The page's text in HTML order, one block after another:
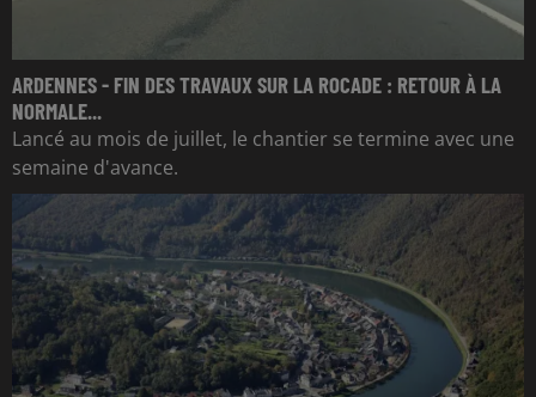
ARDENNES - FIN DES TRAVAUX SUR LA ROCADE : RETOUR À LA
NORMALE...
Lancé au mois de juillet, le chantier se termine avec une
semaine d'avance.